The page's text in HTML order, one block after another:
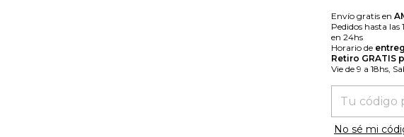
Envío gratis en
Pedidos hasta las
en 24hs
Horario de
Retiro GRATIS
Vie de 9 a 18hs,
Entregas para
No sé mi